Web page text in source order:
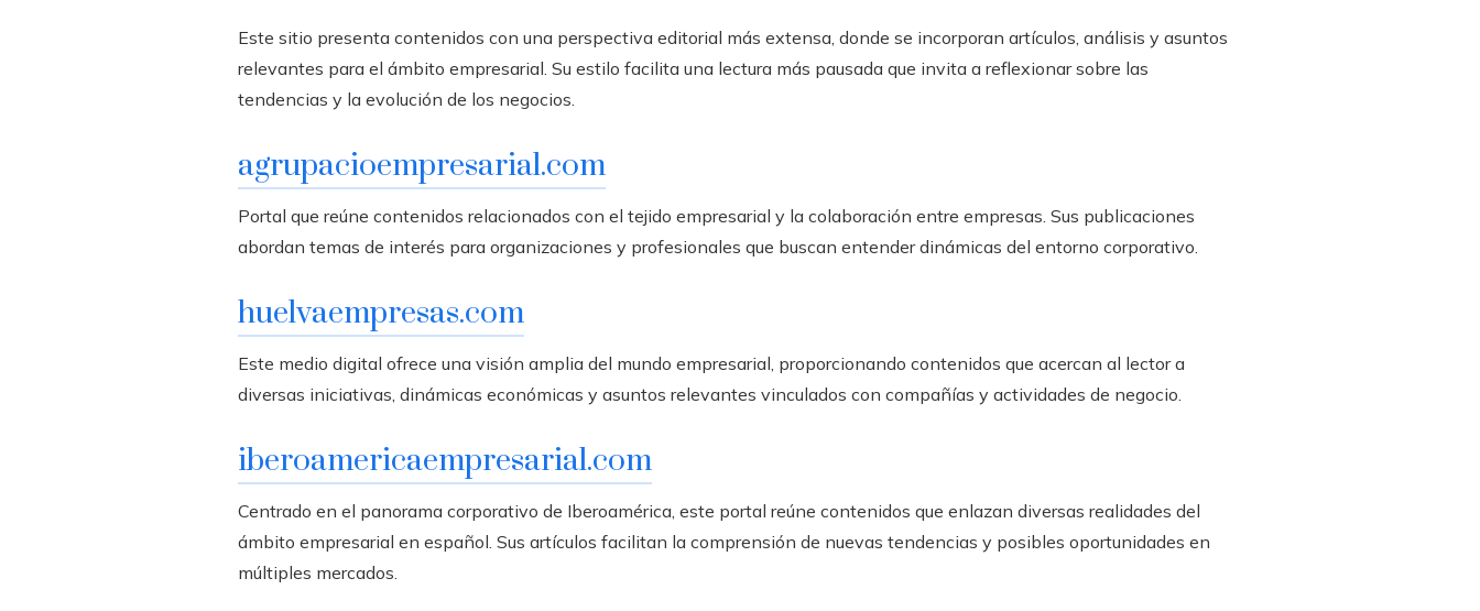
Este sitio presenta contenidos con una perspectiva editorial más extensa, donde se incorporan artículos, análisis y asuntos
relevantes para el ámbito empresarial. Su estilo facilita una lectura más pausada que invita a reflexionar sobre las
tendencias y la evolución de los negocios.
agrupacioempresarial.com
Portal que reúne contenidos relacionados con el tejido empresarial y la colaboración entre empresas. Sus publicaciones
abordan temas de interés para organizaciones y profesionales que buscan entender dinámicas del entorno corporativo.
huelvaempresas.com
Este medio digital ofrece una visión amplia del mundo empresarial, proporcionando contenidos que acercan al lector a
diversas iniciativas, dinámicas económicas y asuntos relevantes vinculados con compañías y actividades de negocio.
iberoamericaempresarial.com
Centrado en el panorama corporativo de Iberoamérica, este portal reúne contenidos que enlazan diversas realidades del
ámbito empresarial en español. Sus artículos facilitan la comprensión de nuevas tendencias y posibles oportunidades en
múltiples mercados.